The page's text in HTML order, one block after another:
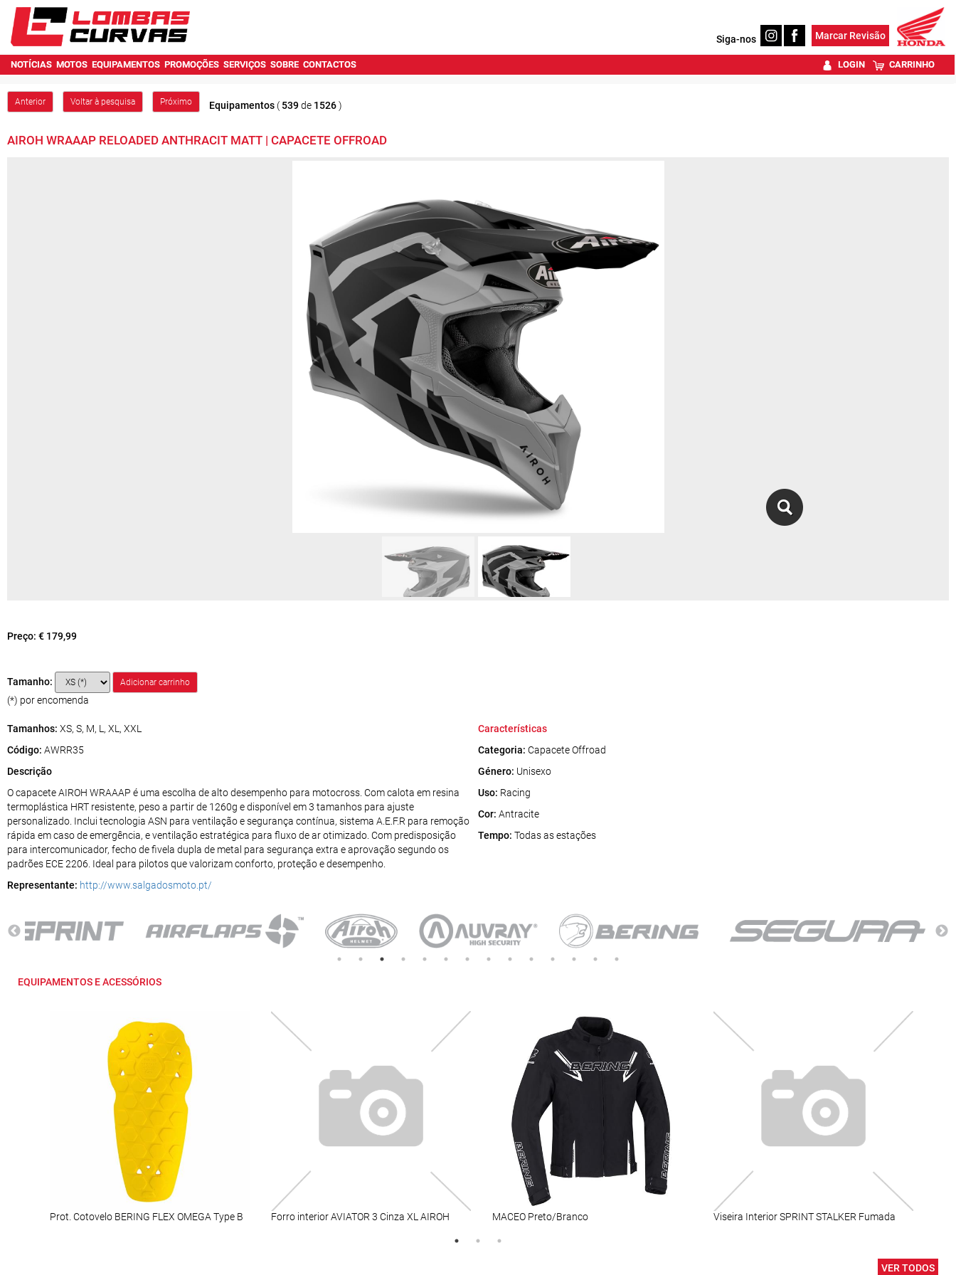
Siga-nos Marcar Revisão
NOTÍCIAS MOTOS EQUIPAMENTOS PROMOÇÕES SERVIÇOS SOBRE CONTACTOS LOGIN CARRINHO
Anterior Voltar à pesquisa Próximo Equipamentos (539de 1526)
AIROH WRAAAP RELOADED ANTHRACIT MATT | CAPACETE OFFROAD
Preço: € 179,99
Tamanho:
(*) por encomenda
Tamanhos: XS, S, M, L, XL, XXL
Código: AWRR35
Descrição
O capacete AIROH WRAAAP é uma escolha de alto desempenho para motocross. Com calota em resina
termoplástica HRT resistente, peso a partir de 1260g e disponível em 3 tamanhos para ajuste
personalizado. Inclui tecnologia ASN para ventilação e segurança contínua, sistema A.E.F.R para remoção
rápida em caso de emergência, e ventilação estratégica para fluxo de ar otimizado. Com predisposição
para intercomunicador, fecho de fivela dupla de metal para segurança extra e aprovação segundo os
padrões ECE 2206. Ideal para pilotos que valorizam conforto, proteção e desempenho.
Representante: http://www.salgadosmoto.pt/
Características
Categoria: Capacete Offroad
Género: Unisexo
Uso: Racing
Cor: Antracite
Tempo: Todas as estações
EQUIPAMENTOS E ACESSÓRIOS
Prot. Cotovelo BERING FLEX OMEGA Type B Forro interior AVIATOR 3 Cinza XL AIROH MACEO Preto/Branco Viseira Interior SPRINT STALKER Fumada
VER TODOS